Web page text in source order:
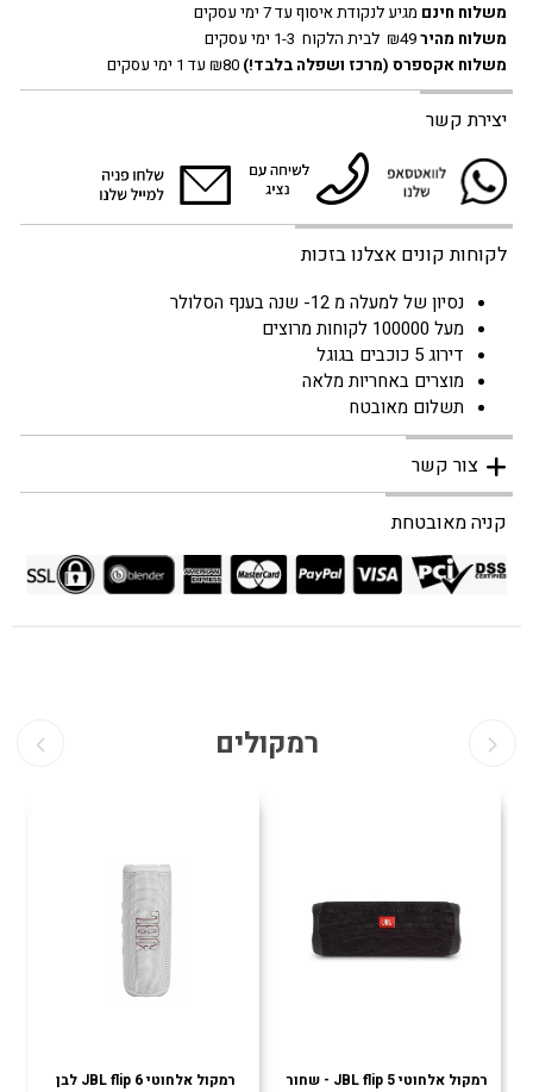
משלוח חינם מגיע לנקודת איסוף עד 7 ימי עסקים
משלוח מהיר
משלוח אקספרס (מרכז ושפלה בלבד!)
יצירת קשר
לקוחות קונים אצלנו בזכות
נסיון של למעלה מ 12- שנה בענף הסלולר
מעל 100000 לקוחות מרוצים
דירוג 5 כוכבים בגוגל
מוצרים באחריות מלאה
תשלום מאובטח
צור קשר
קניה מאובטחת
רמקולים
רמקול אלחוטי JBL flip 5 - שחור רמקול אלחוטי JBL flip 6 לבן